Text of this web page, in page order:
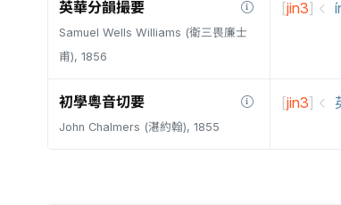
英華分韻撮要
Samuel Wells Williams (衛三畏廉士
甫), 1856
[jin3]
初學粵音切要
John Chalmers (湛約翰), 1855
[jin3]